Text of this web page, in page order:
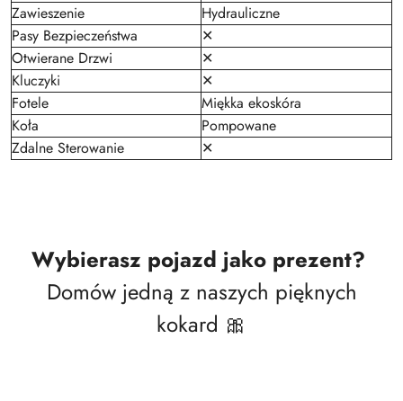
Zawieszenie
Hydrauliczne
Pasy Bezpieczeństwa
✕
Otwierane Drzwi
✕
Kluczyki
✕
Fotele
Miękka ekoskóra
Koła
Pompowane
Zdalne Sterowanie
✕
Wybierasz pojazd jako prezent?
Domów jedną z naszych pięknych
kokard 🎀